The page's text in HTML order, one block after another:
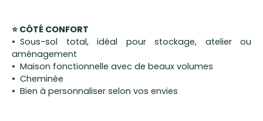
⭐ CÔTÉ CONFORT
Sous-sol total, idéal pour stockage, atelier ou
aménagement
Maison fonctionnelle avec de beaux volumes
Cheminée
Bien à personnaliser selon vos envies